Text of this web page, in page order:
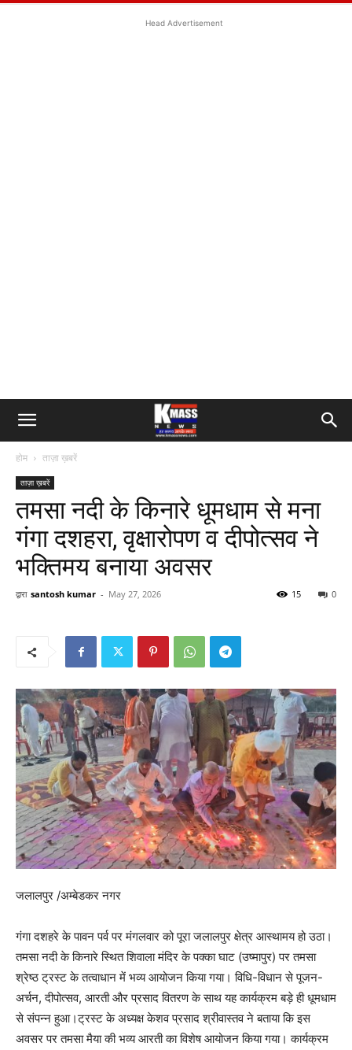
Head Advertisement
होम ताज़ा ख़बरें
ताज़ा ख़बरें
तमसा नदी के किनारे धूमधाम से मना
गंगा दशहरा, वृक्षारोपण व दीपोत्सव ने
भक्तिमय बनाया अवसर
द्वारा santosh kumar - May 27, 2026 0
15
जलालपुर /अम्बेडकर नगर
गंगा दशहरे के पावन पर्व पर मंगलवार को पूरा जलालपुर क्षेत्र आस्थामय हो उठा।
तमसा नदी के किनारे स्थित शिवाला मंदिर के पक्का घाट (उष्मापुर) पर तमसा
श्रेष्ठ ट्रस्ट के तत्वाधान में भव्य आयोजन किया गया। विधि-विधान से पूजन-
अर्चन, दीपोत्सव, आरती और प्रसाद वितरण के साथ यह कार्यक्रम बड़े ही धूमधाम
से संपन्न हुआ।ट्रस्ट के अध्यक्ष केशव प्रसाद श्रीवास्तव ने बताया कि इस
अवसर पर तमसा मैया की भव्य आरती का विशेष आयोजन किया गया। कार्यक्रम